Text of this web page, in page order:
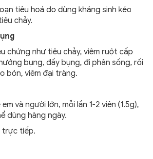
tiêu hoá do dùng kháng sinh kéo
chảy.
chứng như tiêu chảy, viêm ruột cấp
bụng, đầy bụng, đi phân sống, rối
bón, viêm đại tràng.
và người lớn, mỗi lần 1-2 viên (1.5g),
dùng hàng ngày.
trực tiếp.